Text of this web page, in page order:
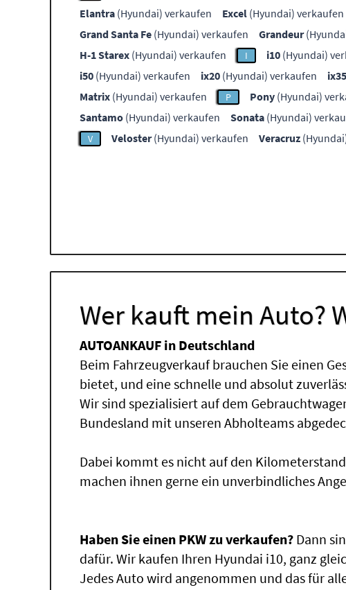
Elantra (Hyundai) verkaufen Excel (Hyundai) verkaufen
Grand Santa Fe (Hyundai) verkaufen Grandeur
H-1 Starex (Hyundai) verkaufen I i10 (Hyundai)
i50 (Hyundai) verkaufen ix20 (Hyundai) verkaufen ix35
Matrix (Hyundai) verkaufen P Pony (Hyundai)
Santamo (Hyundai) verkaufen Sonata (Hyundai)
V Veloster(Hyundai) verkaufen Veracruz
Wer kauft mein Auto?
AUTOANKAUF in Deutschland
Beim Fahrzeugverkauf brauchen Sie einen
bietet, und eine schnelle und absolut
Wir sind spezialisiert auf dem
Bundesland mit unseren Abholteams
Dabei kommt es nicht auf den
machen ihnen gerne ein unverbindliches
Haben Sie einen PKW zu verkaufen? Dann
dafür. Wir kaufen Ihren Hyundai i10, ganz
Jedes Auto wird angenommen und das für